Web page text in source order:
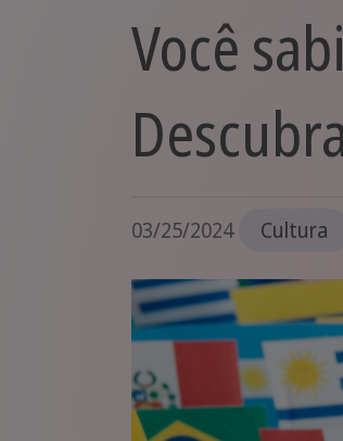
Você
03/25/2024 Cultura